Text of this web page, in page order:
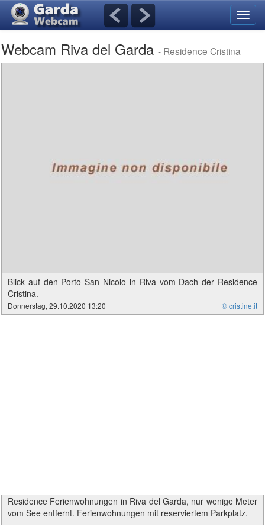
Webcam Riva del Garda - Residence Cristina
Blick auf den Porto San Nicolo in Riva vom Dach der Residence
Cristina.
Donnerstag, 29.10.2020 13:20 © cristine.it
Residence Ferienwohnungen in Riva del Garda, nur wenige Meter
vom See entfernt. Ferienwohnungen mit reserviertem Parkplatz.